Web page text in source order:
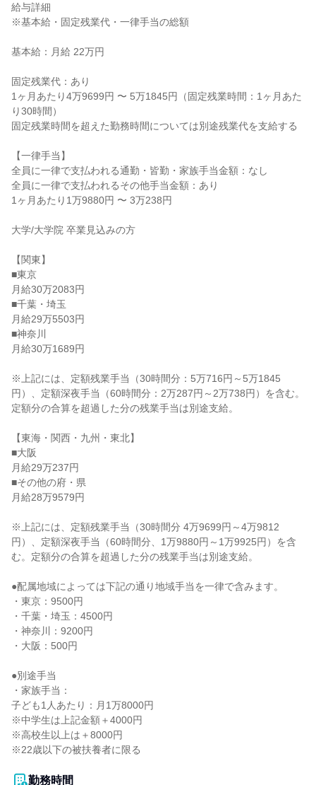
給与詳細
※基本給・固定残業代・一律手当の総額
基本給：月給 22万円
固定残業代：あり
1ヶ月あたり4万9699円 〜 5万1845円（固定残業時間：1ヶ月あた
り30時間）
固定残業時間を超えた勤務時間については別途残業代を支給する
【一律手当】
全員に一律で支払われる通勤・皆勤・家族手当金額：なし
全員に一律で支払われるその他手当金額：あり
1ヶ月あたり1万9880円 〜 3万238円
大学/大学院 卒業見込みの方
【関東】
■東京
月給30万2083円
■千葉・埼玉
月給29万5503円
■神奈川
月給30万1689円
※上記には、定額残業手当（30時間分：5万716円～5万1845
円）、定額深夜手当（60時間分：2万287円～2万738円）を含む。
定額分の合算を超過した分の残業手当は別途支給。
【東海・関西・九州・東北】
■大阪
月給29万237円
■その他の府・県
月給28万9579円
※上記には、定額残業手当（30時間分 4万9699円～4万9812
円）、定額深夜手当（60時間分、1万9880円～1万9925円）を含
む。定額分の合算を超過した分の残業手当は別途支給。
●配属地域によっては下記の通り地域手当を一律で含みます。
・東京：9500円
・千葉・埼玉：4500円
・神奈川：9200円
・大阪：500円
●別途手当
・家族手当：
子ども1人あたり：月1万8000円
※中学生は上記金額＋4000円
※高校生以上は＋8000円
※22歳以下の被扶養者に限る
勤務時間